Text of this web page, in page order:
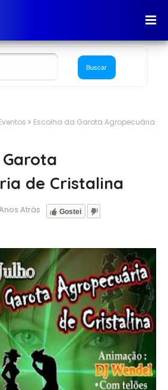
Escolha da Garota Agropecuária
de Cristalina
Gostei
Atrás